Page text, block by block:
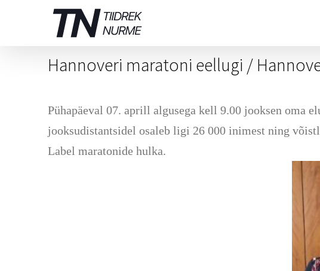
Hannoveri maratoni eellugi /
Pühapäeval 07. aprill algusega kell 9.00 jooksen oma
jooksudistantsidel osaleb ligi 26 000 inimest ning
Label maratonide hulka.